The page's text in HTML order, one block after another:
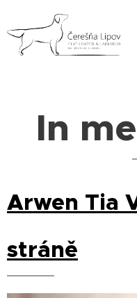
In
Arwen Tia
stráně